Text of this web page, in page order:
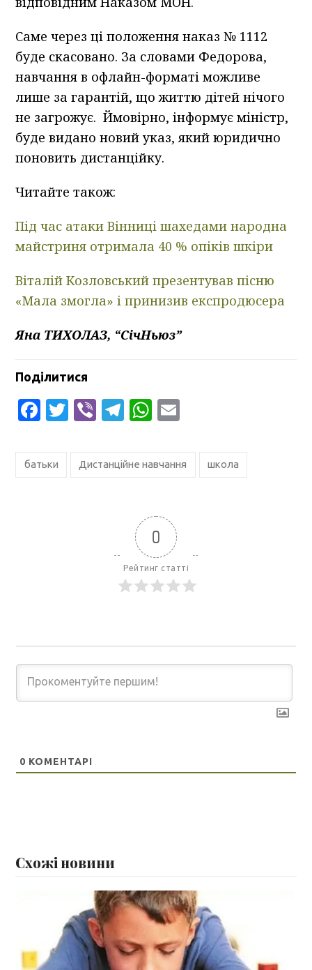
Саме через ці положення наказ № 1112
буде скасовано. За словами Федорова,
навчання в офлайн-форматі можливе
лише за гарантій, що життю дітей нічого
не загрожує. Ймовірно, інформує міністр,
буде видано новий указ, який юридично
поновить дистанційку.
Читайте також:
Під час атаки Вінниці шахедами народна
майстриня отримала 40 % опіків шкіри
Віталій Козловський презентував пісню
«Мала змогла» і принизив експродюсера
Яна ТИХОЛАЗ, “СічНьюз”
Поділитися
Facebook
Twitter
ViberTelegram
WhatsApp
батьки Дистанційне навчання школа
0
Рейтинг статті
0 КОМЕНТАРІ
Схожі новини